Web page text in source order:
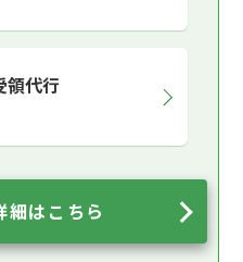
領代行
細はこちら